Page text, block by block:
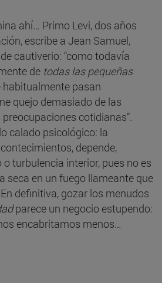
ahí… Primo Levi, dos años
escribe a Jean Samuel,
cautiverio: “como todavía
de todas las pequeñas
habitualmente pasan
quejo demasiado de las
cotidianas”.
calado psicológico: la
depende,
turbulencia interior, pues no es
seca en un fuego llameante que
definitiva, gozar los menudos
parece un negocio estupendo:
encabritamos menos…